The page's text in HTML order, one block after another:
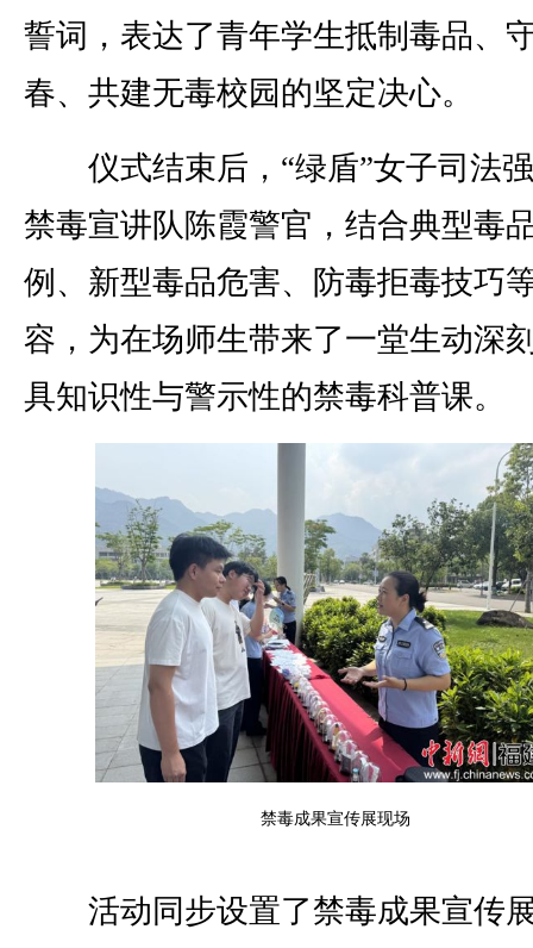
誓词，表达了青年学生抵制毒品、
春、共建无毒校园的坚定决心。
仪式结束后，“绿盾”女子司法
禁毒宣讲队陈霞警官，结合典型毒
例、新型毒品危害、防毒拒毒技巧
容，为在场师生带来了一堂生动深
具知识性与警示性的禁毒科普课。
禁毒成果宣传展现场
活动同步设置了禁毒成果宣传